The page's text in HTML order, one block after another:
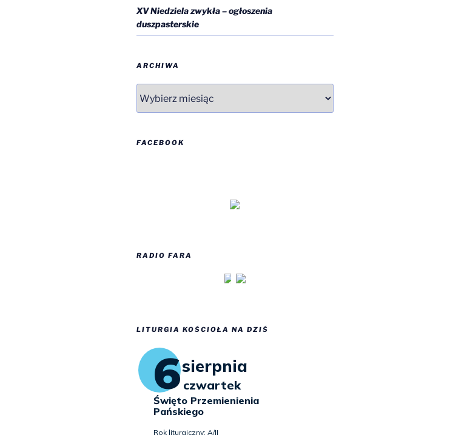
XV Niedziela zwykła – ogłoszenia
duszpasterskie
ARCHIWA
FACEBOOK
RADIO FARA
LITURGIA KOŚCIOŁA NA DZIŚ